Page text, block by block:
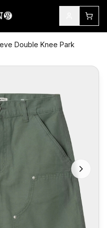
Double Knee Park